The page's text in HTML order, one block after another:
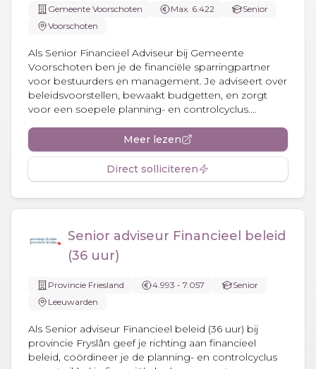
Gemeente Voorschoten Max. 6.422
Senior
Voorschoten
Als Senior Financieel Adviseur bij Gemeente
Voorschoten ben je de financiële sparringpartner
voor bestuurders en management. Je adviseert over
beleidsvoorstellen, bewaakt budgetten, en zorgt
voor een soepele planning- en controlcyclus....
Meer lezen
Direct solliciteren
Senior adviseur Financieel beleid
(36 uur)
Provincie Friesland 4.993 - 7.057
Senior
Leeuwarden
Als Senior adviseur Financieel beleid (36 uur) bij
provincie Fryslân geef je richting aan financieel
beleid, coördineer je de planning- en controlcyclus